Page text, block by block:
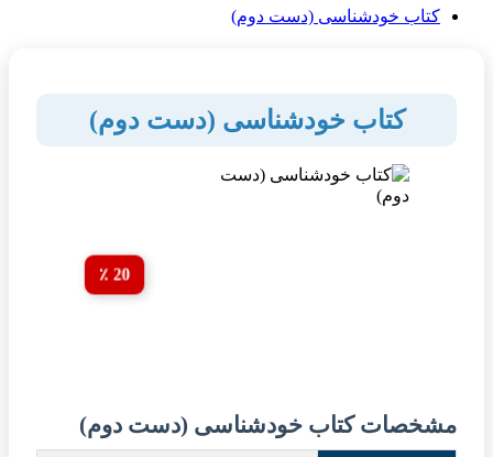
کتاب خودشناسی (دست دوم)
کتاب خودشناسی (دست دوم)
20 ٪
مشخصات کتاب خودشناسی (دست دوم)